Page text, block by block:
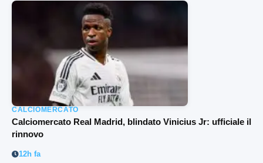
CALCIOMERCATO
Calciomercato Real Madrid, blindato Vinicius Jr: ufficiale il
rinnovo
12h fa